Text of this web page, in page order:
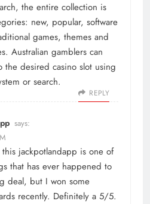
the entire collection is
new, popular, software
games, themes and
Australian gamblers can
the desired casino slot using
or search.
REPLY
says:
jackpotlandapp is one of
that has ever happened to
deal, but I won some
recently. Definitely a 5/5.